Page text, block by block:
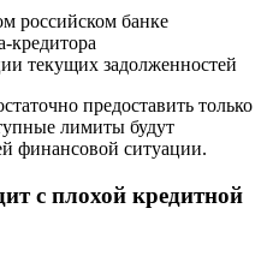
российском банке
кредитора
текущих задолженностей
предоставить только
лимиты будут
финансовой ситуации.
с плохой кредитной